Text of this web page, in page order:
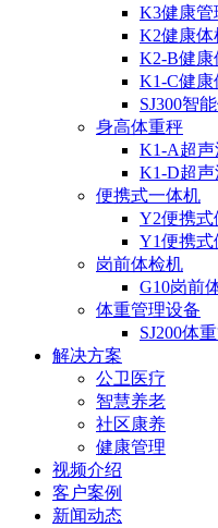
K3健康管
K2健康体
K2-B健康
K1-C健康
SJ300智
身高体重秤
K1-A超声
K1-D超
便携式一体机
Y2便携式
Y1便携式
岗前体检机
G10岗前
体重管理设备
SJ200体
解决方案
公卫医疗
智慧养老
社区康养
健康管理
视频介绍
客户案例
新闻动态